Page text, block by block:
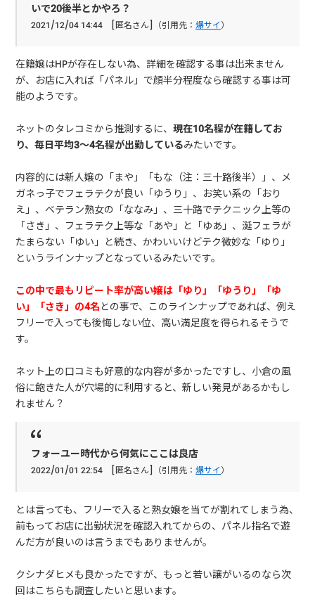
いで20後半とかやろ？
2021/12/04 14:44 [匿名さん]（引用先：爆サイ）
在籍嬢はHPが存在しない為、詳細を確認する事は出来ません
が、お店に入れば「パネル」で顔半分程度なら確認する事は可
能のようです。
ネットのタレコミから推測するに、現在10名程が在籍してお
り、毎日平均3～4名程が出勤しているみたいです。
内容的には新人嬢の「まや」「もな（注：三十路後半）」、メ
ガネっ子でフェラテクが良い「ゆうり」、お笑い系の「おり
え」、ベテラン熟女の「ななみ」、三十路でテクニック上等の
「さき」、フェラテク上等な「あや」と「ゆあ」、涎フェラが
たまらない「ゆい」と続き、かわいいけどテク微妙な「ゆり」
というラインナップとなっているみたいです。
この中で最もリピート率が高い嬢は「ゆり」「ゆうり」「ゆ
い」「さき」の4名との事で、このラインナップであれば、例え
フリーで入っても後悔しない位、高い満足度を得られるそうで
す。
ネット上の口コミも好意的な内容が多かったですし、小倉の風
俗に飽きた人が穴場的に利用すると、新しい発見があるかもし
れません？
フォーユー時代から何気にここは良店
2022/01/01 22:54 [匿名さん]（引用先：爆サイ）
とは言っても、フリーで入ると熟女嬢を当てが割れてしまう為、
前もってお店に出勤状況を確認入れてからの、パネル指名で遊
んだ方が良いのは言うまでもありませんが。
クシナダヒメも良かったですが、もっと若い譲がいるのなら次
回はこちらも調査したいと思います。